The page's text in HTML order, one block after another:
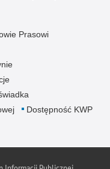
Prasowi
Dostępność KWP